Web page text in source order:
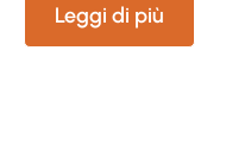
Leggi di più